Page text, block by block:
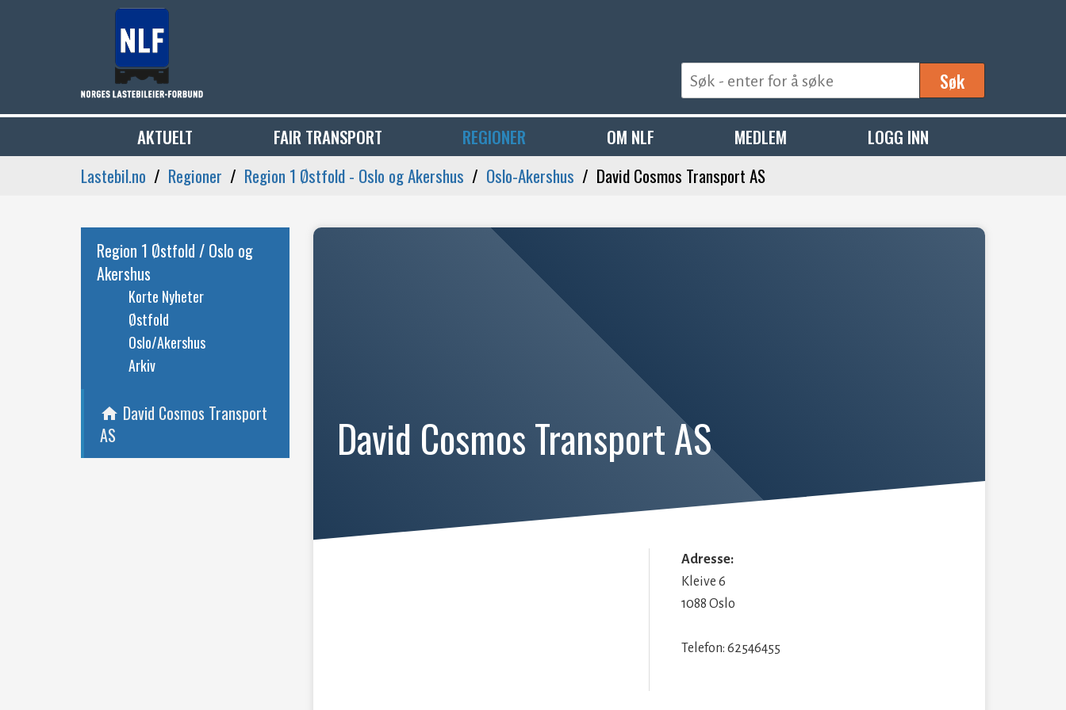
Søk
AKTUELT FAIR TRANSPORT REGIONER OM NLF MEDLEM
LOGG INN
Lastebil.no
Regioner Region 1 Østfold - Oslo og Akershus Oslo-Akershus David Cosmos Transport AS
Region 1 Østfold / Oslo og
Akershus
Korte Nyheter
Østfold
Oslo/Akershus
Arkiv
home David Cosmos Transport
AS
David Cosmos Transport AS
Adresse:
Kleive 6
1088 Oslo
Telefon: 62546455